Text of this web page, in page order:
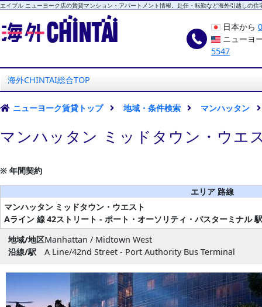
エイブル ニューヨーク店の賃貸マンション・アパートメント情報。赴任・転勤など海外引越しの住
日本から
ニューヨ
5547
海外CHINTAI総合TOP
ニューヨーク賃貸トップ 地域・条件検索 マンハッタン
マンハッタン ミッドタウン・ウエ
※ 年間契約
エリア 路線
マンハッタン ミッドタウン・ウエスト
Aライン 線42ストリート - ポート・オーソリティ・バスターミナル
地域/地区Manhattan / Midtown West
沿線/駅
A Line/42nd Street - Port Authority Bus Terminal